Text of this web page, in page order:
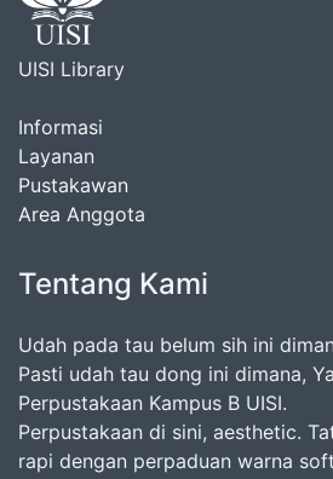
UISI Library
Informasi
Layanan
Pustakawan
Area Anggota
Tentang Kami
Udah pada tau belum sih ini
Pasti udah tau dong ini dimana,
Perpustakaan Kampus B UISI.
Perpustakaan di sini, aesthetic.
rapi dengan perpaduan warna